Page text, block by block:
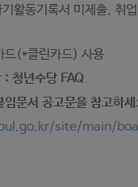
활동기록서 미제출, 취
드(*클린카드) 사용
청년수당 FAQ
임문서 공고문을 참고하
site/main/